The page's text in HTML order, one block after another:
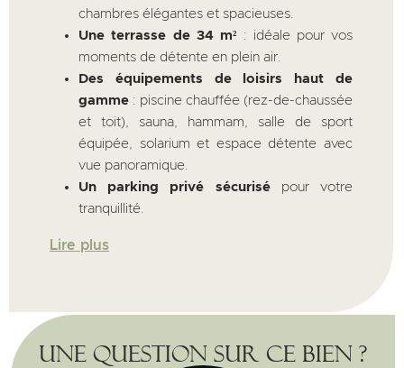
chambres élégantes et spacieuses.
Une terrasse de 34 m² : idéale pour vos
moments de détente en plein air.
Des équipements de loisirs haut de
gamme : piscine chauffée (rez-de-chaussée
et toit), sauna, hammam, salle de sport
équipée, solarium et espace détente avec
vue panoramique.
Un parking privé sécurisépour votre
tranquillité.
Lire plus
Une question sur ce bien ?